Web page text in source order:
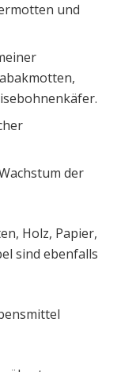
und
der
Holz, Papier,
sind ebenfalls